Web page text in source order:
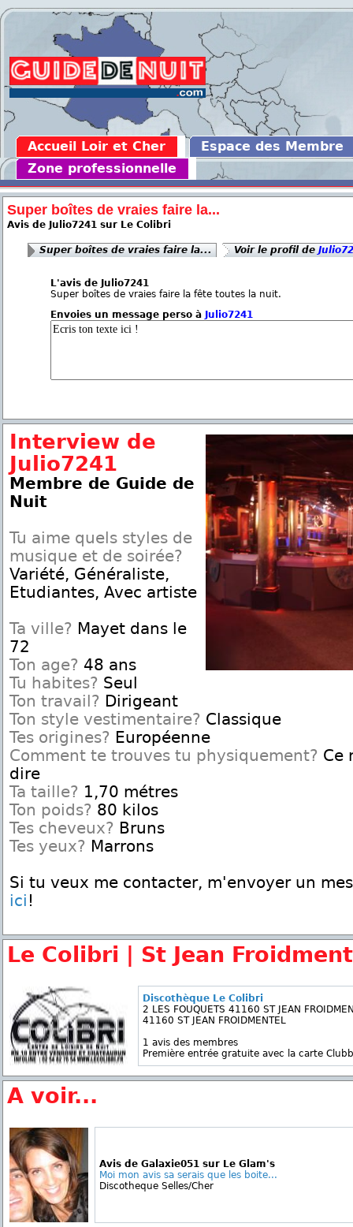
Accueil Loir et Cher
Espace des Membre
Zone professionnelle
Super boîtes de vraies faire la...
Avis de Julio7241 sur Le Colibri
Super boîtes de vraies faire la... Voir le profil de
L'avis de Julio7241
Super boîtes de vraies faire la fête toutes la nuit.
Envoies un message perso à
Julio7241
Interview de
Julio7241
Membre de Guide de
Nuit
Tu aime quels styles de
musique et de soirée?
Variété, Généraliste,
Etudiantes, Avec artiste
Ta ville? Mayet dans le
72
Ton age? 48 ans
Tu habites? Seul
Ton travail? Dirigeant
Ton style vestimentaire? Classique
Tes origines? Européenne
Comment te trouves tu physiquement? Ce
dire
Ta taille? 1,70 métres
Ton poids? 80 kilos
Tes cheveux? Bruns
Tes yeux? Marrons
Si tu veux me contacter, m'envoyer un
ici !
Le Colibri | St Jean
Discothèque Le Colibri
2 LES FOUQUETS 41160 ST JEAN
41160 ST JEAN FROIDMENTEL
1 avis des membres
Première entrée gratuite avec la carte
A voir...
Avis de Galaxie051 sur Le Glam's
Moi mon avis sa serais que les boite...
Discotheque Selles/Cher